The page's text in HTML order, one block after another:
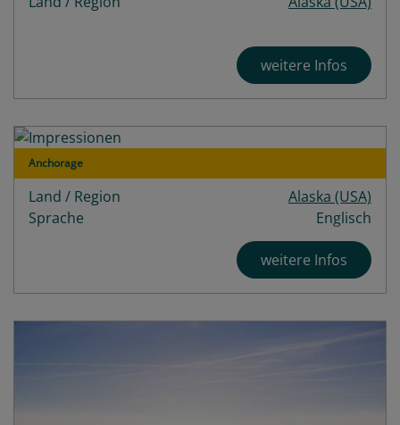
weitere Infos
Anchorage
Land / Region
Alaska (USA)
Sprache
Englisch
weitere Infos